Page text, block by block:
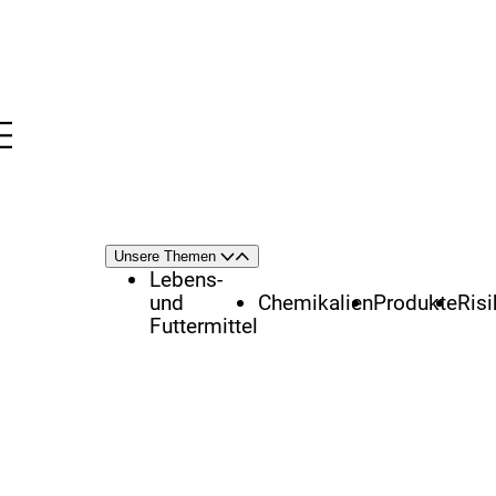
Themenschwerpunkte
Unsere Themen Öffnen
Schließen
Lebens-
und
Futtermittel
ChemikalienProdukte